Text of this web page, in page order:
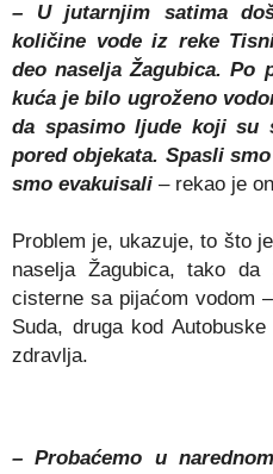
– U jutarnjim satima
količine vode iz reke
deo naselja Žagubica. Po
kuća je bilo ugroženo
da spasimo ljude koji su
pored objekata. Spasli
smo evakuisali – rekao je
Problem je, ukazuje, to što
naselja Žagubica, tako da
cisterne sa pijaćom vodom
Suda, druga kod
zdravlja.
– Probaćemo u